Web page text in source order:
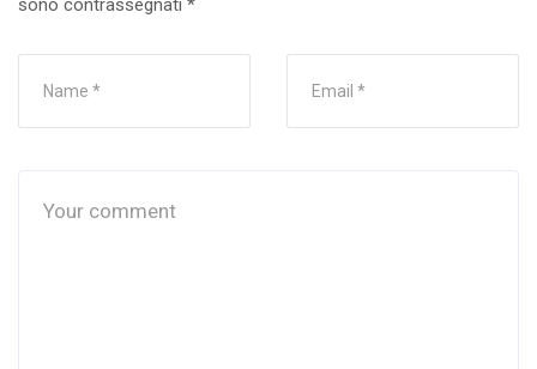
sono contrassegnati *